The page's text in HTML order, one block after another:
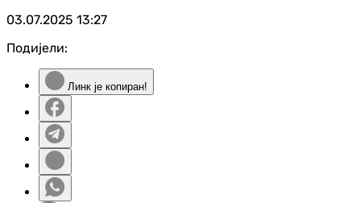
03.07.2025 13:27
Подијели:
Линк је копиран!